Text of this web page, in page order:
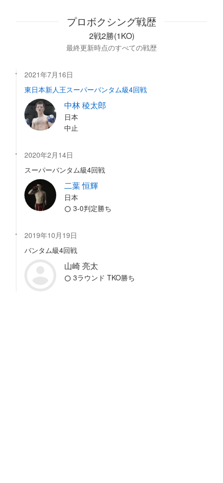
プロボクシング戦歴
2戦2勝(1KO)
最終更新時点のすべての戦歴
2021年7月16日
東日本新人王スーパーバンタム級4回戦
中林 稜太郎
日本
中止
2020年2月14日
スーパーバンタム級4回戦
二葉 恒輝
日本
3-0判定勝ち
2019年10月19日
バンタム級4回戦
山崎 亮太
3ラウンド TKO勝ち